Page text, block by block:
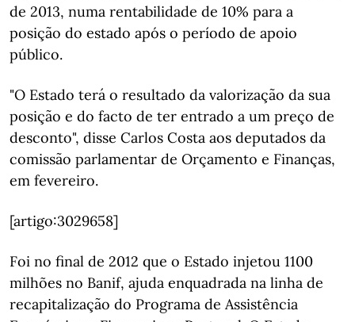
de 2013, numa rentabilidade de 10% para a
posição do estado após o período de apoio
público.
"O Estado terá o resultado da valorização da sua
posição e do facto de ter entrado a um preço de
desconto", disse Carlos Costa aos deputados da
comissão parlamentar de Orçamento e Finanças,
em fevereiro.
[artigo:3029658]
Foi no final de 2012 que o Estado injetou 1100
milhões no Banif, ajuda enquadrada na linha de
recapitalização do Programa de Assistência